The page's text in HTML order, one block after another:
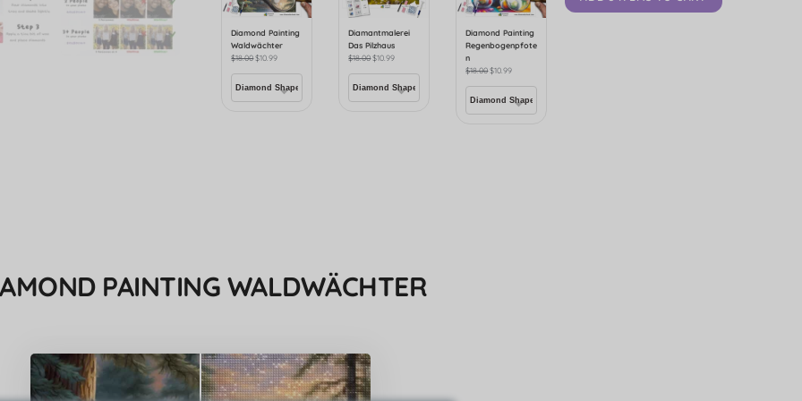
Diamond Painting
Waldwächter
$18.00$10.99
Diamantmalerei
Das Pilzhaus
$18.00$10.99
Diamond Painting
Regenbogenpfote
n
$18.00$10.99
PAINTING WALDWÄCHTER